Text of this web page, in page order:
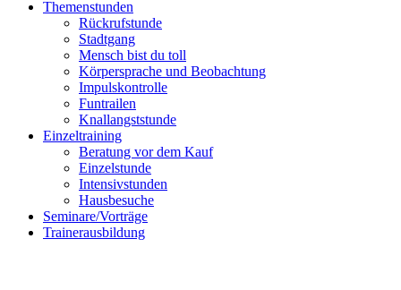
Themenstunden
Rückrufstunde
Stadtgang
Mensch bist du toll
Körpersprache und Beobachtung
Impulskontrolle
Funtrailen
Knallangststunde
Einzeltraining
Beratung vor dem Kauf
Einzelstunde
Intensivstunden
Hausbesuche
Seminare/Vorträge
Trainerausbildung